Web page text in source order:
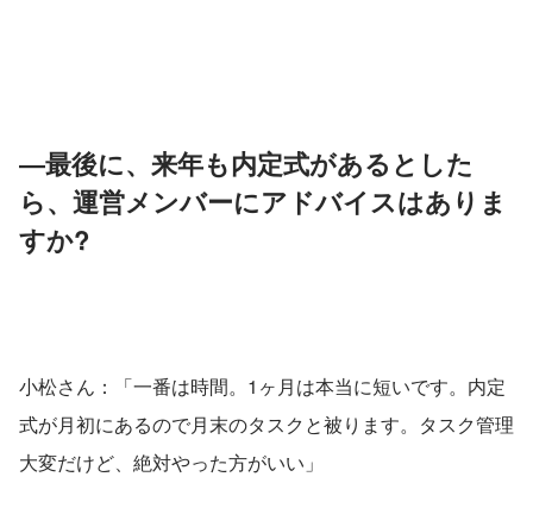
―最後に、来年も内定式があるとした
ら、運営メンバーにアドバイスはありま
すか?
小松さん：「一番は時間。1ヶ月は本当に短いです。内定
式が月初にあるので月末のタスクと被ります。タスク管理
大変だけど、絶対やった方がいい」